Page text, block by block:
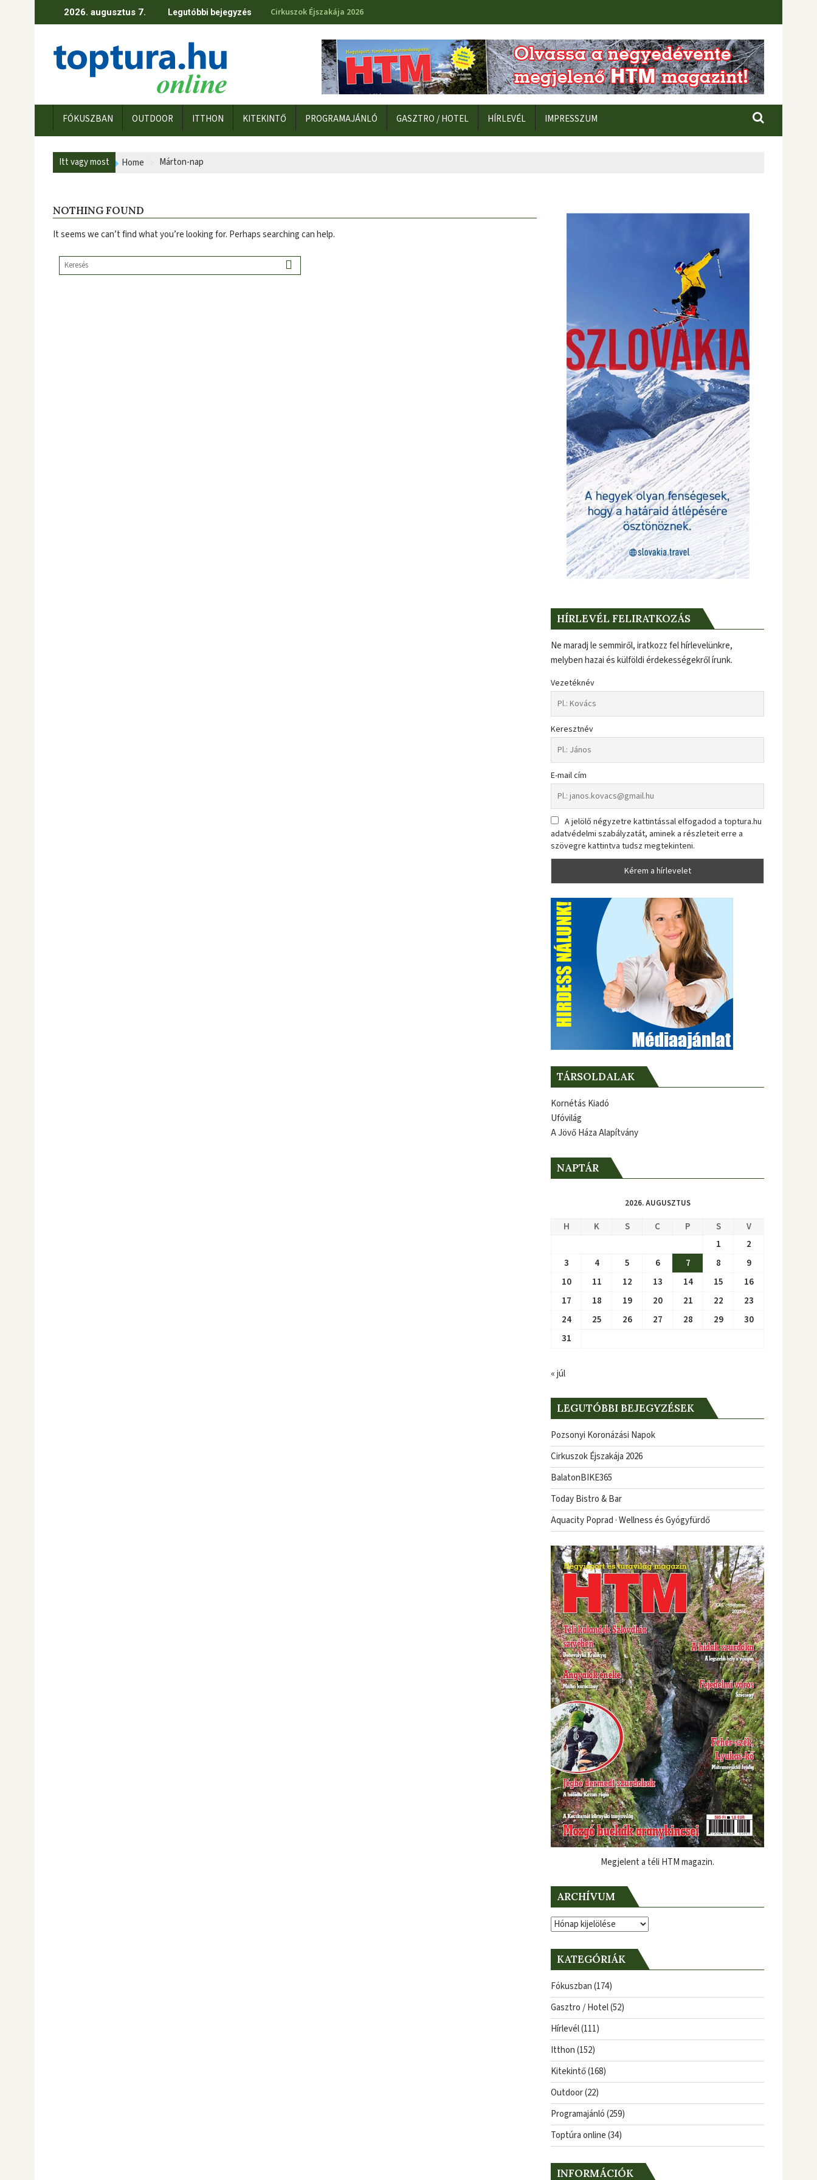
2026. augusztus 7. Legutóbbi bejegyzés Cirkuszok Éjszakája 2026
FÓKUSZBAN OUTDOOR ITTHON KITEKINTŐ PROGRAMAJÁNLÓ GASZTRO / HOTEL HÍRLEVÉL IMPRESSZUM
Itt vagy most Home Márton-nap
NOTHING FOUND
It seems we can’t find what you’re looking for. Perhaps searching can help.
HÍRLEVÉL FELIRATKOZÁS
Ne maradj le semmiről, iratkozz fel hírlevelünkre,
melyben hazai és külföldi érdekességekről írunk.
Vezetéknév
Keresztnév
E-mail cím
A jelölő négyzetre kattintással elfogadod a toptura.hu
adatvédelmi szabályzatát, aminek a részleteit erre a
szövegre kattintva tudsz megtekinteni.
TÁRSOLDALAK
Kornétás Kiadó
Ufóvilág
A Jövő Háza Alapítvány
NAPTÁR
2026. AUGUSZTUS
H K S C P S
V
1
2
3
4 5 6 7 8
9
10
11 12 13 14 15
16
17
18 19 20 21 22
23
24
25 26 27 28 29
30
31
« júl
LEGUTÓBBI BEJEGYZÉSEK
Pozsonyi Koronázási Napok
Cirkuszok Éjszakája 2026
BalatonBIKE365
Today Bistro & Bar
Aquacity Poprad · Wellness és Gyógyfürdő
Megjelent a téli HTM magazin.
ARCHÍVUM
Archívum
KATEGÓRIÁK
Fókuszban(174)
Gasztro / Hotel(52)
Hírlevél(111)
Itthon(152)
Kitekintő(168)
Outdoor(22)
Programajánló(259)
Toptúra online(34)
INFORMÁCIÓK